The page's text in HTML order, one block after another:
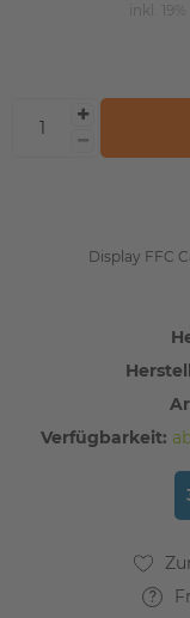
Display FFC
Verfügbarkeit:
inkl.